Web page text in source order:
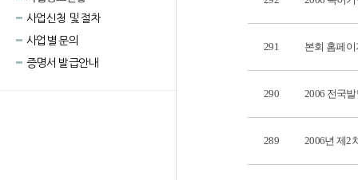
사업신청 및 절차
사업별 문의
증명서 발급안내
291 본회 홈페
290 2006 전국
289 2006년 제2